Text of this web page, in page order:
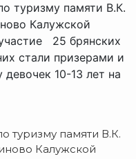
туризму памяти В.К.
Калужской
25 брянских
стали призерами и
девочек 10-13 лет на
туризму памяти В.К.
Калужской